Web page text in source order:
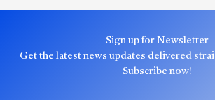
Sign up for Newsletter
Get the latest news updates delivered
Subscribe now!